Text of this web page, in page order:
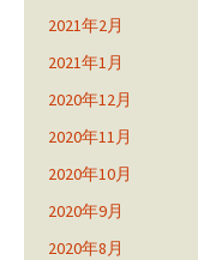
2021年2月
2021年1月
2020年12月
2020年11月
2020年10月
2020年9月
2020年8月